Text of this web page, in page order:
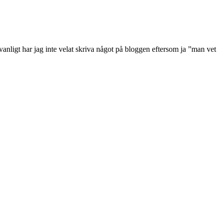
har jag inte velat skriva något på bloggen eftersom ja ”man vet